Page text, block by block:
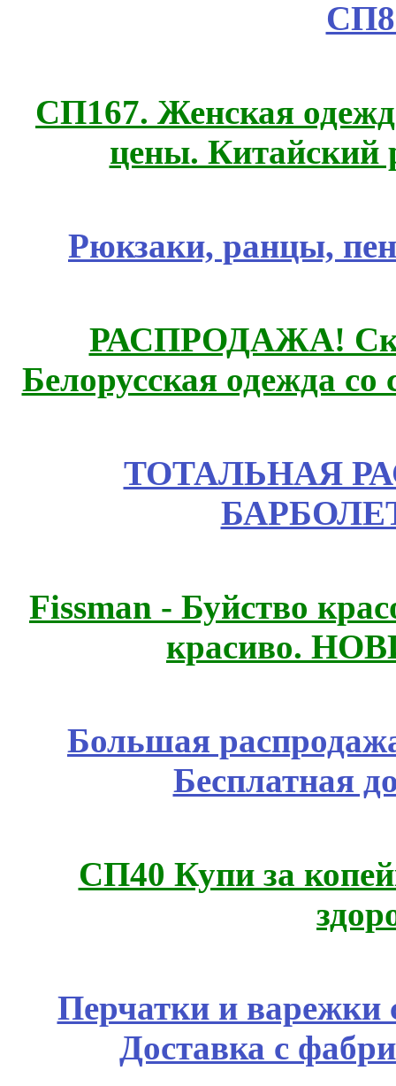
СП167. Женская
цены. Китайский
Рюкзаки, ранцы,
РАСПРОДАЖА!
Белорусская одежда
ТОТАЛЬНАЯ
Fissmаn - Буйство
красиво.
Большая
Бесплатная
СП40 Купи за
Перчатки и варежки
Доставка с